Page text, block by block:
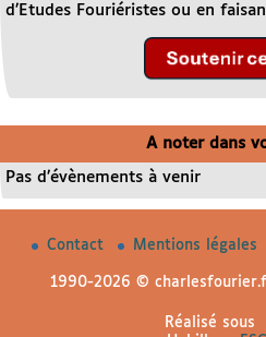
d’Etudes Fouriéristes ou en
A noter dans
Pas d’évènements à venir
Contact Mentions légales
1990-2026 ©
Réalisé sous